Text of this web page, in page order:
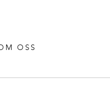
OSS